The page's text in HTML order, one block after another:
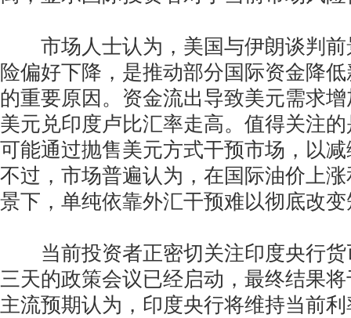
市场人士认为，美国与伊朗谈判前
险偏好下降，是推动部分国际资金降
的重要原因。资金流出导致美元需求
美元兑印度卢比汇率走高。值得关注
可能通过抛售美元方式干预市场，以
不过，市场普遍认为，在国际油价上
景下，单纯依靠外汇干预难以彻底改
当前投资者正密切关注印度央行货
三天的政策会议已经启动，最终结果
主流预期认为，印度央行将维持当前